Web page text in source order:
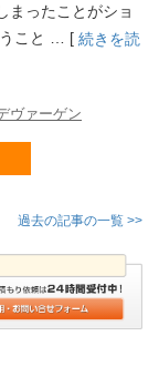
まったことがショ
うこと … [ 続きを読
ヴァーゲン
過去の記事の一覧 >>